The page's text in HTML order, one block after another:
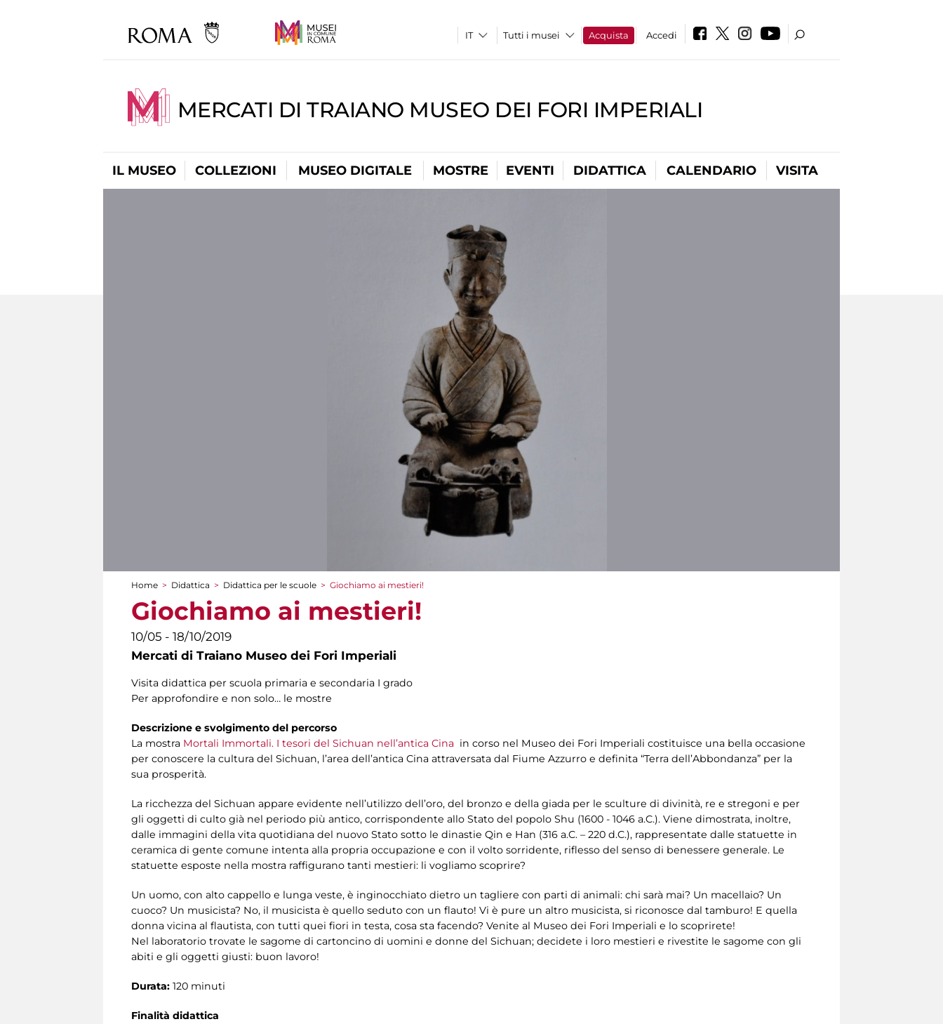
Tutti i musei Acquista Accedi
MERCATI DI TRAIANO MUSEO DEI FORI IMPERIALI
IL MUSEO COLLEZIONI MUSEO DIGITALE MOSTRE EVENTI DIDATTICA CALENDARIO VISITA
Tu sei qui
Home > Didattica > Didattica per le scuole > Giochiamo ai mestieri!
Giochiamo ai mestieri!
10/05 - 18/10/2019
Mercati di Traiano Museo dei Fori Imperiali
Visita didattica per scuola primaria e secondaria I grado
Per approfondire e non solo… le mostre
Descrizione e svolgimento del percorso
La mostra Mortali Immortali. I tesori del Sichuan nell’antica Cina in corso nel Museo dei Fori Imperiali costituisce una bella occasione
per conoscere la cultura del Sichuan, l’area dell’antica Cina attraversata dal Fiume Azzurro e definita “Terra dell’Abbondanza” per la
sua prosperità.
La ricchezza del Sichuan appare evidente nell’utilizzo dell’oro, del bronzo e della giada per le sculture di divinità, re e stregoni e per
gli oggetti di culto già nel periodo più antico, corrispondente allo Stato del popolo Shu (1600 - 1046 a.C.). Viene dimostrata, inoltre,
dalle immagini della vita quotidiana del nuovo Stato sotto le dinastie Qin e Han (316 a.C. – 220 d.C.), rappresentate dalle statuette in
ceramica di gente comune intenta alla propria occupazione e con il volto sorridente, riflesso del senso di benessere generale. Le
statuette esposte nella mostra raffigurano tanti mestieri: li vogliamo scoprire?
Un uomo, con alto cappello e lunga veste, è inginocchiato dietro un tagliere con parti di animali: chi sarà mai? Un macellaio? Un
cuoco? Un musicista? No, il musicista è quello seduto con un flauto! Vi è pure un altro musicista, si riconosce dal tamburo! E quella
donna vicina al flautista, con tutti quei fiori in testa, cosa sta facendo? Venite al Museo dei Fori Imperiali e lo scoprirete!
Nel laboratorio trovate le sagome di cartoncino di uomini e donne del Sichuan; decidete i loro mestieri e rivestite le sagome con gli
abiti e gli oggetti giusti: buon lavoro!
Durata: 120 minuti
Finalità didattica